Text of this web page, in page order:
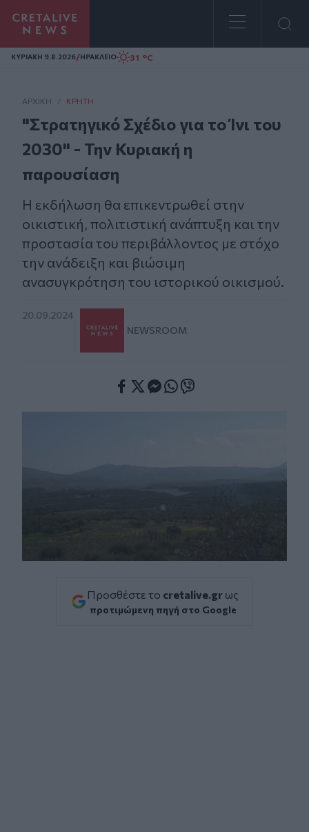
Homepage
ΚΥΡΙΑΚΗ 9.8.2026/ΗΡΑΚΛΕΙΟ 31 °C
ΑΡΧΙΚΗ / ΚΡΉΤΗ
"Στρατηγικό Σχέδιο για το Ίνι του
2030" - Την Κυριακή η
παρουσίαση
Η εκδήλωση θα επικεντρωθεί στην
οικιστική, πολιτιστική ανάπτυξη και την
προστασία του περιβάλλοντος με στόχο
την ανάδειξη και βιώσιμη
ανασυγκρότηση του ιστορικού οικισμού.
20.09.2024
NEWSROOM
Προσθέστε το cretalive.gr ως
προτιμώμενη πηγή στο Google